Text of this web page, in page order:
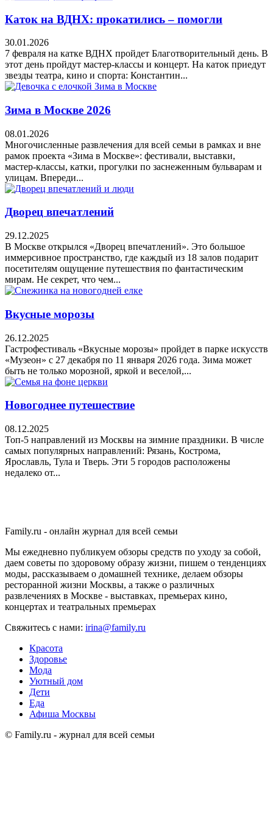
Каток на ВДНХ: прокатились – помогли
30.01.2026
7 февраля на катке ВДНХ пройдет Благотворительный день. В
этот день пройдут мастер-классы и концерт. На каток приедут
звезды театра, кино и спорта: Константин...
Зима в Москве 2026
08.01.2026
Многочисленные развлечения для всей семьи в рамках и вне
рамок проекта «Зима в Москве»: фестивали, выставки,
мастер-классы, катки, прогулки по заснеженным бульварам и
улицам. Впереди...
Дворец впечатлений
29.12.2025
В Москве открылся «Дворец впечатлений». Это большое
иммерсивное пространство, где каждый из 18 залов подарит
посетителям ощущение путешествия по фантастическим
мирам. Не секрет, что чем...
Вкусные морозы
26.12.2025
Гастрофестиваль «Вкусные морозы» пройдет в парке искусств
«Музеон» с 27 декабря по 11 января 2026 года. Зима может
быть не только морозной, яркой и веселой,...
Новогоднее путешествие
08.12.2025
Топ-5 направлений из Москвы на зимние праздники. В числе
самых популярных направлений: Рязань, Кострома,
Ярославль, Тула и Тверь. Эти 5 городов расположены
недалеко от...
Family.ru - онлайн журнал для всей семьи
Мы ежедневно публикуем обзоры средств по уходу за собой,
даем советы по здоровому образу жизни, пишем о тенденциях
моды, рассказываем о домашней технике, делаем обзоры
ресторанной жизни Москвы, а также о различных
развлечениях в Москве - выставках, премьерах кино,
концертах и театральных премьерах
Свяжитесь с нами: irina@family.ru
Красота
Здоровье
Мода
Уютный дом
Дети
Еда
Афиша Москвы
© Family.ru - журнал для всей семьи